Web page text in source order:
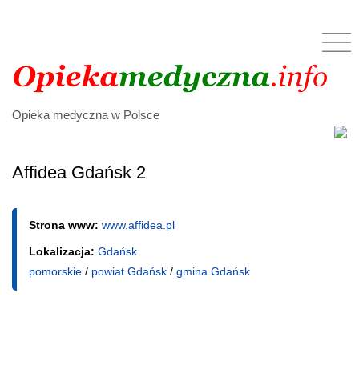
Opieka medyczna w Polsce
Affidea Gdańsk 2
Strona www: www.affidea.pl
Lokalizacja: Gdańsk
pomorskie / powiat Gdańsk / gmina Gdańsk